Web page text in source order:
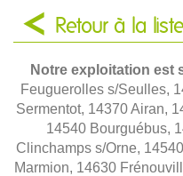
Retour à la
Notre exploitation est
Feuguerolles s/Seulles,
Sermentot, 14370 Airan,
14540 Bourguébus,
Clinchamps s/Orne,
Marmion, 14630